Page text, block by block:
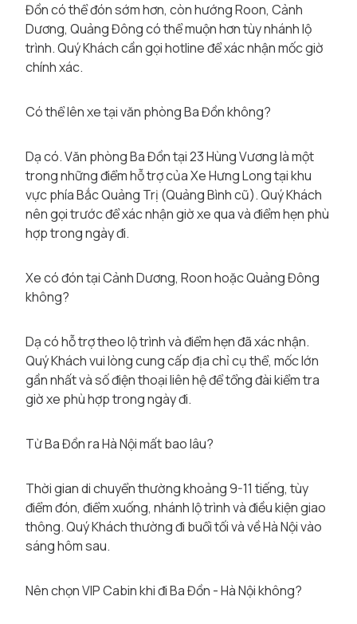
Đồn có thể đón sớm hơn, còn hướng Roon, Cảnh
Dương, Quảng Đông có thể muộn hơn tùy nhánh lộ
trình. Quý Khách cần gọi hotline để xác nhận mốc giờ
chính xác.
Có thể lên xe tại văn phòng Ba Đồn không?
Dạ có. Văn phòng Ba Đồn tại 23 Hùng Vương là một
trong những điểm hỗ trợ của Xe Hưng Long tại khu
vực phía Bắc Quảng Trị (Quảng Bình cũ). Quý Khách
nên gọi trước để xác nhận giờ xe qua và điểm hẹn phù
hợp trong ngày đi.
Xe có đón tại Cảnh Dương, Roon hoặc Quảng Đông
không?
Dạ có hỗ trợ theo lộ trình và điểm hẹn đã xác nhận.
Quý Khách vui lòng cung cấp địa chỉ cụ thể, mốc lớn
gần nhất và số điện thoại liên hệ để tổng đài kiểm tra
giờ xe phù hợp trong ngày đi.
Từ Ba Đồn ra Hà Nội mất bao lâu?
Thời gian di chuyển thường khoảng 9-11 tiếng, tùy
điểm đón, điểm xuống, nhánh lộ trình và điều kiện giao
thông. Quý Khách thường đi buổi tối và về Hà Nội vào
sáng hôm sau.
Nên chọn VIP Cabin khi đi Ba Đồn - Hà Nội không?